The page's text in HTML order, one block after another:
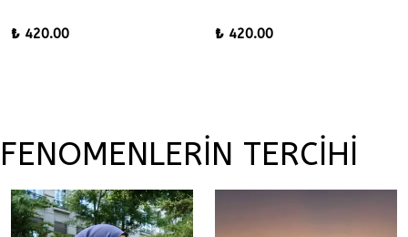
₺ 420.00 ₺ 420.00
FENOMENLERİN TERCİHİ